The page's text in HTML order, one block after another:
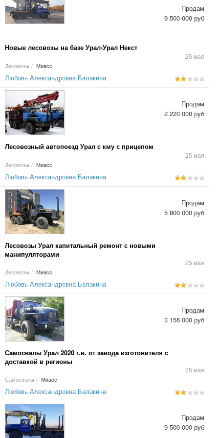
Новые лесовозы на базе Урал-Урал Некст
25 мая
Лесовозы / Миасс
Продам
9 500 000 руб
Любовь Александровна Балакина
Лесовозный автопоезд Урал с кму с прицепом
25 мая
Лесовозы / Миасс
Продам
2 220 000 руб
Любовь Александровна Балакина
Лесовозы Урал капитальный ремонт с новыми
манипуляторами
25 мая
Лесовозы / Миасс
Продам
5 800 000 руб
Любовь Александровна Балакина
Самосвалы Урал 2020 г.в. от завода изготовителя с
доставкой в регионы
25 мая
Самосвалы / Миасс
Продам
3 156 000 руб
Любовь Александровна Балакина
Продам
9 500 000 руб